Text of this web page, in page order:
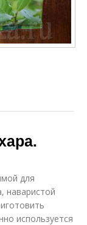
для
наваристой
используется